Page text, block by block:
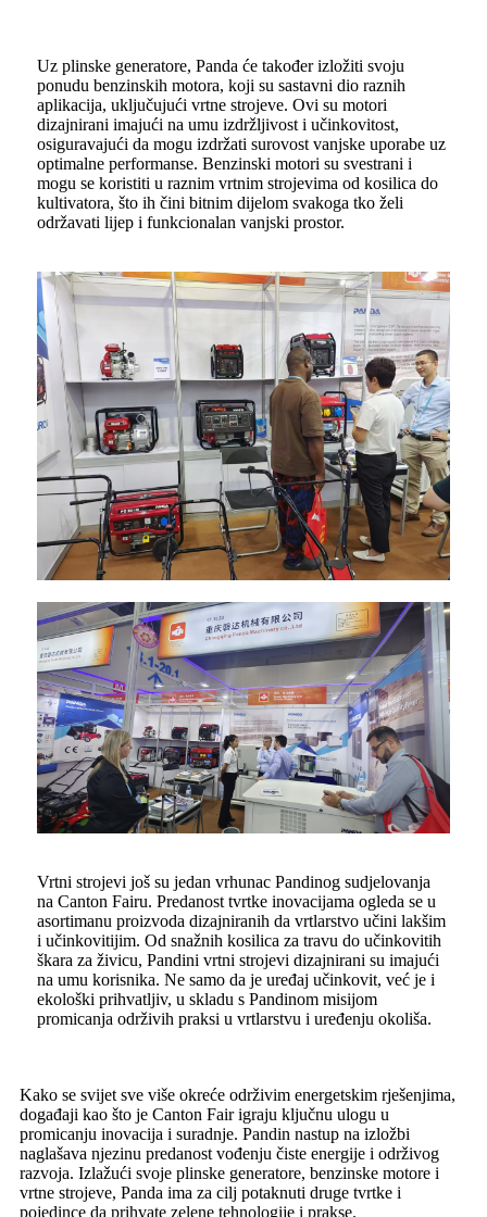
Uz plinske generatore, Panda će također izložiti svoju
ponudu benzinskih motora, koji su sastavni dio raznih
aplikacija, uključujući vrtne strojeve. Ovi su motori
dizajnirani imajući na umu izdržljivost i učinkovitost,
osiguravajući da mogu izdržati surovost vanjske uporabe uz
optimalne performanse. Benzinski motori su svestrani i
mogu se koristiti u raznim vrtnim strojevima od kosilica do
kultivatora, što ih čini bitnim dijelom svakoga tko želi
održavati lijep i funkcionalan vanjski prostor.
Vrtni strojevi još su jedan vrhunac Pandinog sudjelovanja
na Canton Fairu. Predanost tvrtke inovacijama ogleda se u
asortimanu proizvoda dizajniranih da vrtlarstvo učini lakšim
i učinkovitijim. Od snažnih kosilica za travu do učinkovitih
škara za živicu, Pandini vrtni strojevi dizajnirani su imajući
na umu korisnika. Ne samo da je uređaj učinkovit, već je i
ekološki prihvatljiv, u skladu s Pandinom misijom
promicanja održivih praksi u vrtlarstvu i uređenju okoliša.
Kako se svijet sve više okreće održivim energetskim rješenjima,
događaji kao što je Canton Fair igraju ključnu ulogu u
promicanju inovacija i suradnje. Pandin nastup na izložbi
naglašava njezinu predanost vođenju čiste energije i održivog
razvoja. Izlažući svoje plinske generatore, benzinske motore i
vrtne strojeve, Panda ima za cilj potaknuti druge tvrtke i
pojedince da prihvate zelene tehnologije i prakse.